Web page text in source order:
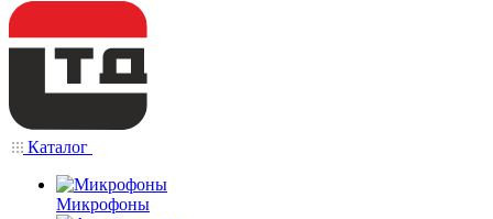
Каталог
Микрофоны